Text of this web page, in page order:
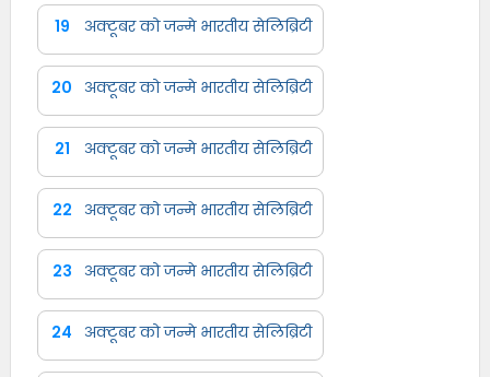
19 अक्टूबर को जन्मे भारतीय सेलिब्रिटी
20 अक्टूबर को जन्मे भारतीय सेलिब्रिटी
21 अक्टूबर को जन्मे भारतीय सेलिब्रिटी
22 अक्टूबर को जन्मे भारतीय सेलिब्रिटी
23 अक्टूबर को जन्मे भारतीय सेलिब्रिटी
24 अक्टूबर को जन्मे भारतीय सेलिब्रिटी